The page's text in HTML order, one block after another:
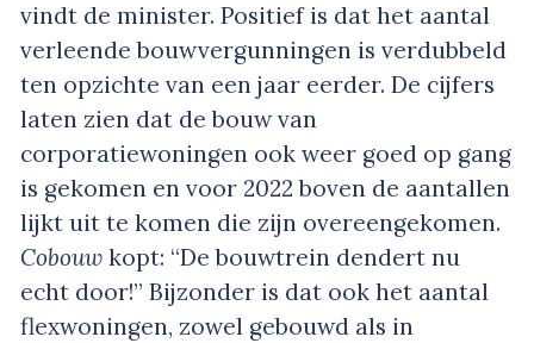
vindt de minister. Positief is dat het aantal
verleende bouwvergunningen is verdubbeld
ten opzichte van een jaar eerder. De cijfers
laten zien dat de bouw van
corporatiewoningen ook weer goed op gang
is gekomen en voor 2022 boven de aantallen
lijkt uit te komen die zijn overeengekomen.
Cobouw kopt: “De bouwtrein dendert nu
echt door!” Bijzonder is dat ook het aantal
flexwoningen, zowel gebouwd als in